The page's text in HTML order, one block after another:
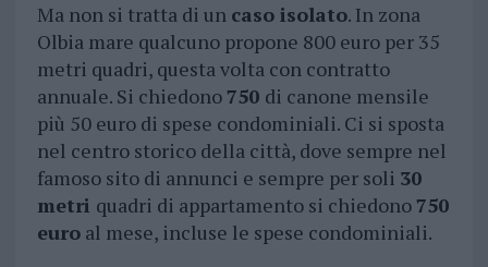
Ma non si tratta di un caso isolato. In zona
Olbia mare qualcuno propone 800 euro per 35
metri quadri, questa volta con contratto
annuale. Si chiedono750 di canone mensile
più 50 euro di spese condominiali. Ci si sposta
nel centro storico della città, dove sempre nel
famoso sito di annunci e sempre per soli 30
metri quadri di appartamento si chiedono750
euroal mese, incluse le spese condominiali.